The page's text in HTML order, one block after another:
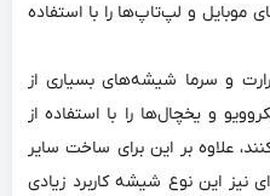
و لپ‌تاپ‌ها را با استفاده
و سرما شیشه‌های بسیاری از
و یخچال‌ها را با استفاده از
علاوه بر این برای ساخت سایر
نیز این نوع شیشه کاربرد زیادی